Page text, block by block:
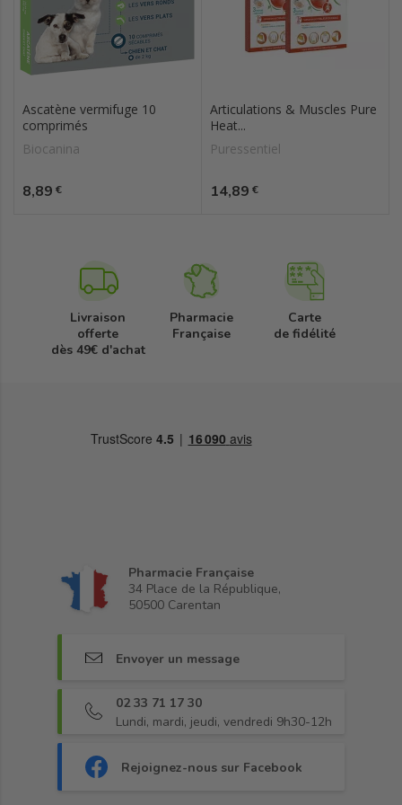
Ascatène vermifuge 10
comprimés
Biocanina
Prix
8,89 €
Articulations & Muscles Pure
Heat...
Puressentiel
Prix
14,89 €
Livraison
offerte
dès 49€ d'achat
Pharmacie
Française
Carte
de fidélité
Pharmacie Française
34 Place de la République,
50500 Carentan
Envoyer un message
02 33 71 17 30
Lundi, mardi, jeudi, vendredi 9h30-12h
Rejoignez-nous sur Facebook